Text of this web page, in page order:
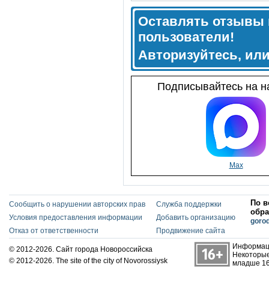
Оставлять отзывы
пользователи!
Авторизуйтесь,
Подписывайтесь на
Max
Сообщить о нарушении авторских прав
Условия предоставления информации
Отказ от ответственности
Служба поддержки
Добавить организацию
Продвижение сайта
По
© 2012-2026. Сайт города Новороссийска
© 2012-2026. The site of the city of Novorossiysk
младше